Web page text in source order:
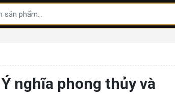
nghĩa phong thủy và